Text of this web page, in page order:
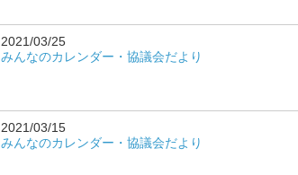
2021/03/25
みんなのカレンダー・協議会だより
2021/03/15
みんなのカレンダー・協議会だより